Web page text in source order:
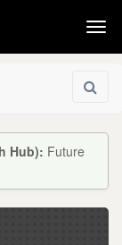
Hub): Future